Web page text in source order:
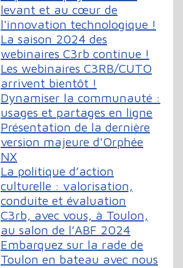
levant et au cœur de
l'innovation technologique !
La saison 2024 des
webinaires C3rb continue !
Les webinaires C3RB/CUTO
arrivent bientôt !
Dynamiser la communauté :
usages et partages en ligne
Présentation de la dernière
version majeure d'Orphée
NX
La politique d’action
culturelle : valorisation,
conduite et évaluation
C3rb, avec vous, à Toulon,
au salon de l’ABF 2024
Embarquez sur la rade de
Toulon en bateau avec nous